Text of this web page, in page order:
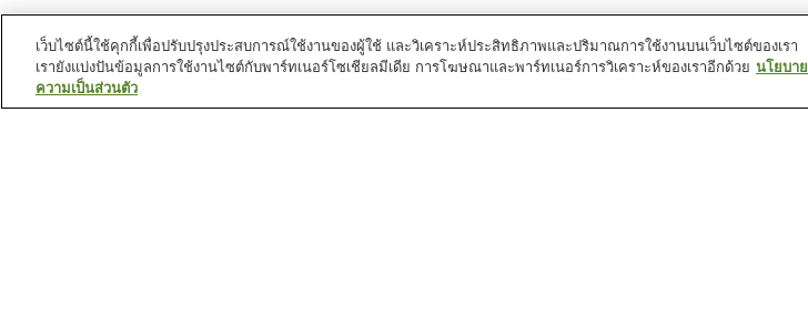
เว็บไซต์นี้ใช้คุกกี้เพื่อปรับปรุงประสบการณ์ใช้งานของผู้ใช้ และวิเคราะห์ประสิทธิภาพและปริมาณการใช้งานบนเว็บไซต์ของเรา
เรายังแบ่งปันข้อมูลการใช้งานไซต์กับพาร์ทเนอร์โซเชียลมีเดีย การโฆษณาและพาร์ทเนอร์การวิเคราะห์ของเราอีกด้วย นโยบาย
ความเป็นส่วนตัว